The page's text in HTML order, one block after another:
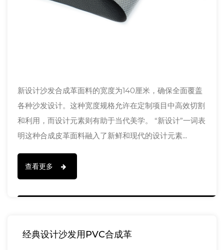
新设计沙发合成革面料的宽度为140厘米，确保全面覆盖
各种沙发设计。这种宽度规格允许在定制项目中高效切割
和利用，而设计元素则有助于当代美学。 “新设计”一词表
明这种合成皮革面料融入了新鲜和现代的设计元素...
查看更多
经典设计沙发用PVC合成革